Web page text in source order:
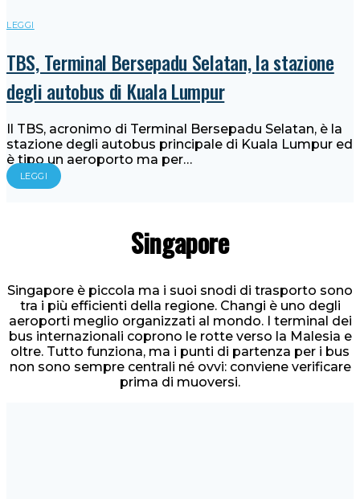
LEGGI
TBS, Terminal Bersepadu Selatan, la stazione
degli autobus di Kuala Lumpur
Il TBS, acronimo di Terminal Bersepadu Selatan, è la
stazione degli autobus principale di Kuala Lumpur ed
è tipo un aeroporto ma per…
LEGGI
Singapore
Singapore è piccola ma i suoi snodi di trasporto sono
tra i più efficienti della regione. Changi è uno degli
aeroporti meglio organizzati al mondo. I terminal dei
bus internazionali coprono le rotte verso la Malesia e
oltre. Tutto funziona, ma i punti di partenza per i bus
non sono sempre centrali né ovvi: conviene verificare
prima di muoversi.